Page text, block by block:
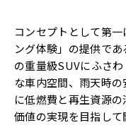
コンセプトとして第
ング体験」の提供で
の重量級SUVにふさ
な車内空間、雨天時
に低燃費と再生資源
価値の実現を目指して